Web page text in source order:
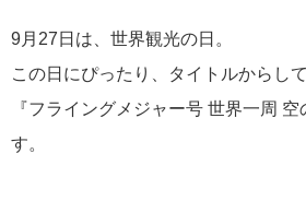
9月 27 日は、世界観光の日。
この日にぴったり、タイトルからし
『フライングメジャー号 世界一周
す。